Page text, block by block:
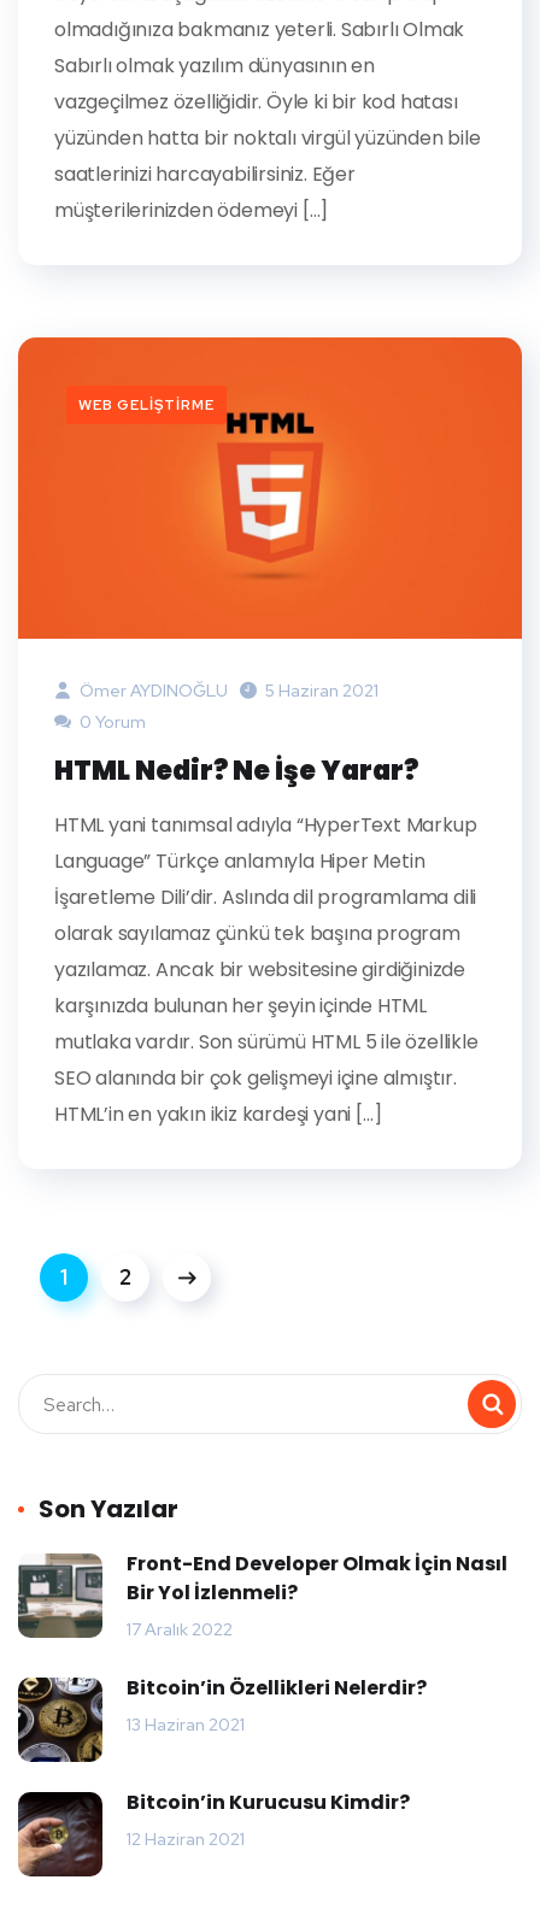
olmadığınıza bakmanız yeterli. Sabırlı Olmak
Sabırlı olmak yazılım dünyasının en
vazgeçilmez özelliğidir. Öyle ki bir kod hatası
yüzünden hatta bir noktalı virgül yüzünden bile
saatlerinizi harcayabilirsiniz. Eğer
müşterilerinizden ödemeyi […]
WEB GELIŞTIRME
Ömer AYDINOĞLU
5 Haziran 2021
0 Yorum
HTML Nedir? Ne İşe Yarar?
HTML yani tanımsal adıyla “HyperText Markup
Language” Türkçe anlamıyla Hiper Metin
İşaretleme Dili’dir. Aslında dil programlama dili
olarak sayılamaz çünkü tek başına program
yazılamaz. Ancak bir websitesine girdiğinizde
karşınızda bulunan her şeyin içinde HTML
mutlaka vardır. Son sürümü HTML 5 ile özellikle
SEO alanında bir çok gelişmeyi içine almıştır.
HTML’in en yakın ikiz kardeşi yani […]
1 2
Son Yazılar
Front-End Developer Olmak İçin Nasıl
Bir Yol İzlenmeli?
17 Aralık 2022
Bitcoin’in Özellikleri Nelerdir?
13 Haziran 2021
Bitcoin’in Kurucusu Kimdir?
12 Haziran 2021